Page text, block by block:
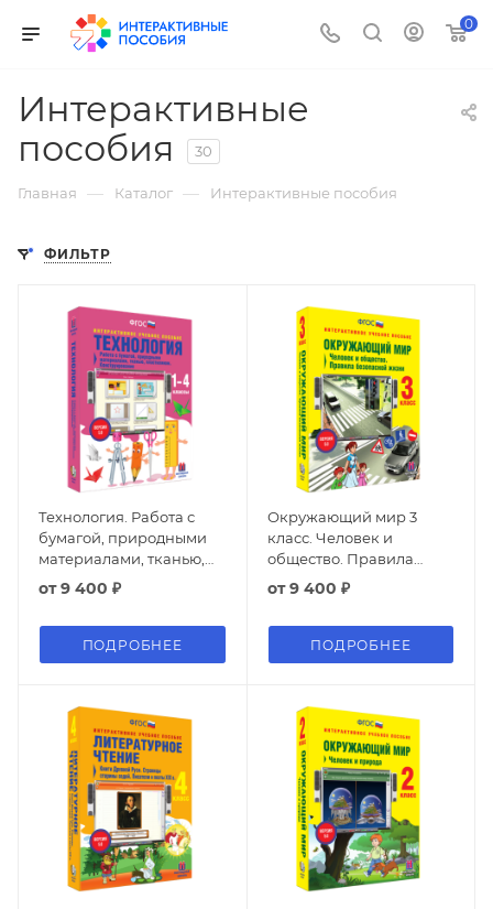
0
Интерактивные
пособия
30
Главная — Каталог — Интерактивные пособия
ФИЛЬТР
Технология. Работа с
бумагой, природными
материалами, тканью,
пластилином.
Конструирование.
от9 400 ₽
ПОДРОБНЕЕ
Окружающий мир 3
класс. Человек и
общество. Правила
безопасной жизни
от9 400 ₽
ПОДРОБНЕЕ